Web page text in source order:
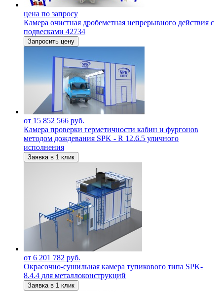
цена по запросу
Камера очистная дробеметная непрерывного действия с
подвесками 42734
Запросить цену
от 15 852 566 руб.
Камера проверки герметичности кабин и фургонов
методом дождевания SPK ‐ R 12.6.5 уличного
исполнения
Заявка в 1 клик
от 6 201 782 руб.
Окрасочно-сушильная камера тупикового типа SPK-
8.4.4 для металлоконструкций
Заявка в 1 клик